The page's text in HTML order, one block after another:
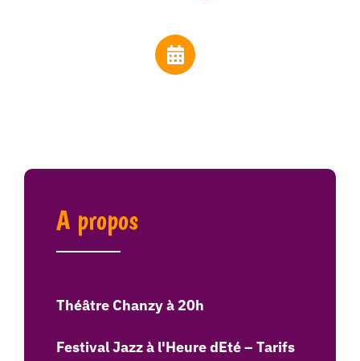
A propos
Théâtre Chanzy à 20h
Festival Jazz à l'Heure dEté – Tarifs